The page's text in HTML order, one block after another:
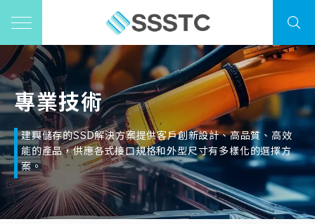
專業技術
建興儲存的SSD解決方案提供客戶創新設計、高品質、高效
能的產品，供應各式接口規格和外型尺寸有多樣化的選擇方
案。